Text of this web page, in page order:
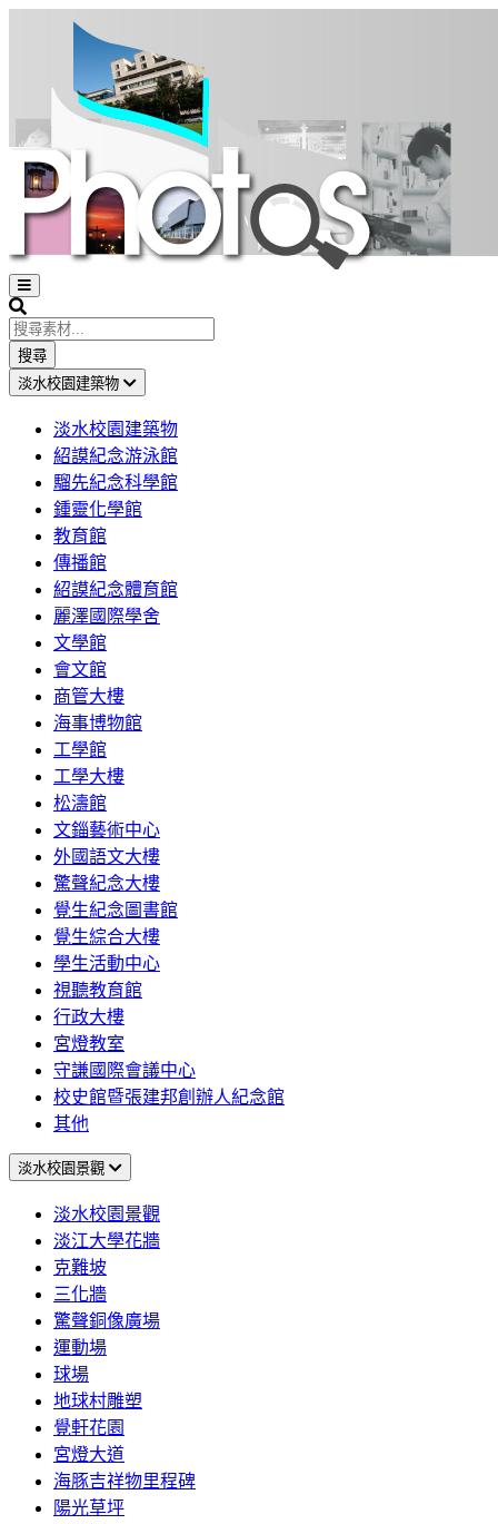
Open
sidebar
Search
搜尋
淡水校園建築物
淡水校園建築物
紹謨紀念游泳館
騮先紀念科學館
鍾靈化學館
教育館
傳播館
紹謨紀念體育館
麗澤國際學舍
文學館
會文館
商管大樓
海事博物館
工學館
工學大樓
松濤館
文錙藝術中心
外國語文大樓
驚聲紀念大樓
覺生紀念圖書館
覺生綜合大樓
學生活動中心
視聽教育館
行政大樓
宮燈教室
守謙國際會議中心
校史館暨張建邦創辦人紀念館
其他
淡水校園景觀
淡水校園景觀
淡江大學花牆
克難坡
三化牆
驚聲銅像廣場
運動場
球場
地球村雕塑
覺軒花園
宮燈大道
海豚吉祥物里程碑
陽光草坪